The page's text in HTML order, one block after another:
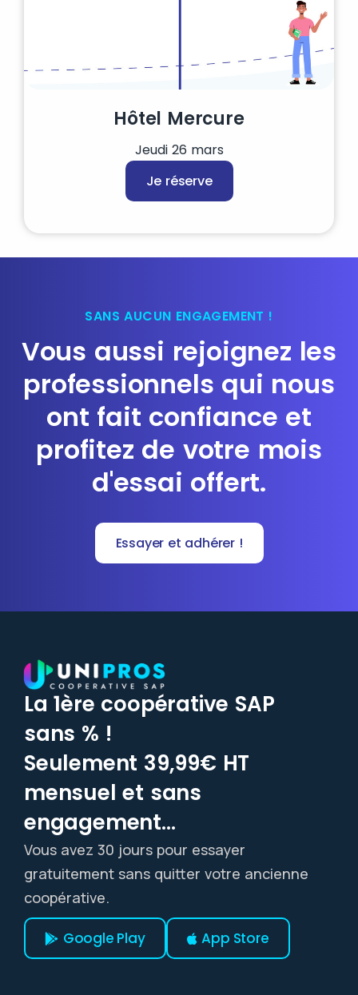
Hôtel Mercure
Jeudi 26 mars
Je réserve
SANS AUCUN ENGAGEMENT !
Vous aussi rejoignez les
professionnels qui nous
ont fait confiance et
profitez de votre mois
d'essai offert.
Essayer et adhérer !
La 1ère coopérative SAP
sans % !
Seulement 39,99€ HT
mensuel et sans
engagement...
Vous avez 30 jours pour essayer
gratuitement sans quitter votre ancienne
coopérative.
Google Play App Store